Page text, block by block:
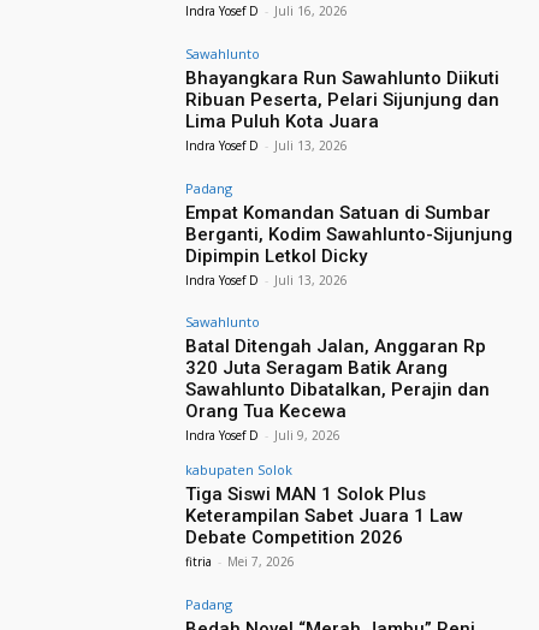
Indra Yosef D - Juli 16, 2026
Sawahlunto
Bhayangkara Run Sawahlunto Diikuti
Ribuan Peserta, Pelari Sijunjung dan
Lima Puluh Kota Juara
Indra Yosef D - Juli 13, 2026
Padang
Empat Komandan Satuan di Sumbar
Berganti, Kodim Sawahlunto-Sijunjung
Dipimpin Letkol Dicky
Indra Yosef D - Juli 13, 2026
Sawahlunto
Batal Ditengah Jalan, Anggaran Rp
320 Juta Seragam Batik Arang
Sawahlunto Dibatalkan, Perajin dan
Orang Tua Kecewa
Indra Yosef D - Juli 9, 2026
kabupaten Solok
Tiga Siswi MAN 1 Solok Plus
Keterampilan Sabet Juara 1 Law
Debate Competition 2026
fitria - Mei 7, 2026
Padang